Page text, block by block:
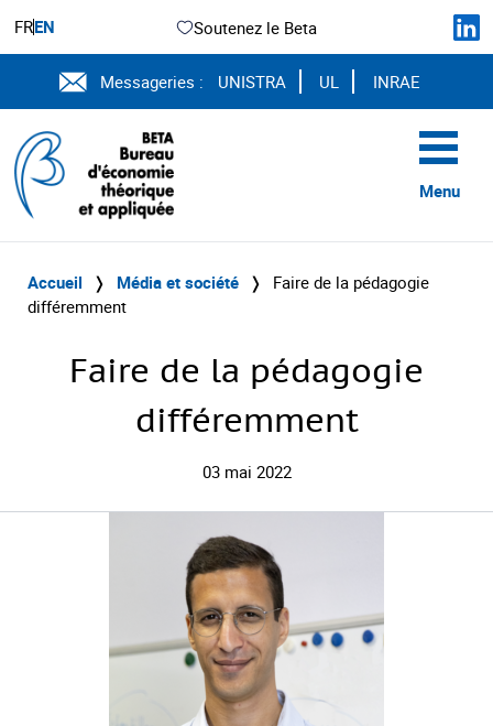
FREN Soutenez le Beta
Messageries : UNISTRA UL INRAE
Menu
Accueil ❭ Média et société ❭
Faire de la pédagogie
différemment
Faire de la pédagogie
différemment
03 mai 2022